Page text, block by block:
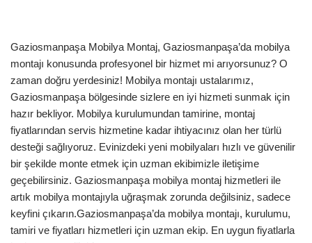
Gaziosmanpaşa Mobilya Montaj, Gaziosmanpaşa’da mobilya
montajı konusunda profesyonel bir hizmet mi arıyorsunuz? O
zaman doğru yerdesiniz! Mobilya montajı ustalarımız,
Gaziosmanpaşa bölgesinde sizlere en iyi hizmeti sunmak için
hazır bekliyor. Mobilya kurulumundan tamirine, montaj
fiyatlarından servis hizmetine kadar ihtiyacınız olan her türlü
desteği sağlıyoruz. Evinizdeki yeni mobilyaları hızlı ve güvenilir
bir şekilde monte etmek için uzman ekibimizle iletişime
geçebilirsiniz. Gaziosmanpaşa mobilya montaj hizmetleri ile
artık mobilya montajıyla uğraşmak zorunda değilsiniz, sadece
keyfini çıkarın.Gaziosmanpaşa’da mobilya montajı, kurulumu,
tamiri ve fiyatları hizmetleri için uzman ekip. En uygun fiyatlarla